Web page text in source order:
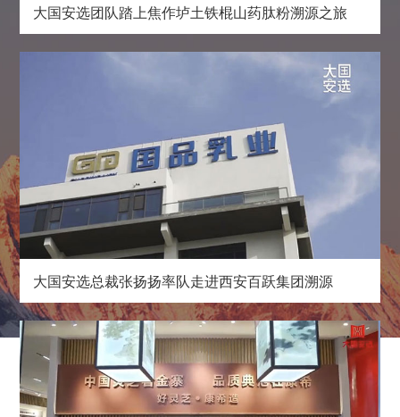
大国安选团队踏上焦作垆土铁棍山药肽粉溯源之旅
大国安选总裁张扬扬率队走进西安百跃集团溯源